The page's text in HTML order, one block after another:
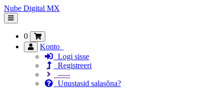
Nube Digital MX
Lülitage
navigeerimine
0
Konto
Logi sisse
Registreeri
-----
Unustasid salasõna?